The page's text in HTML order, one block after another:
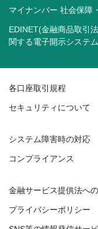
マイナンバー 社会保障
EDINET(金融商品取引
関する電子開示システ
各口座取引規程
セキュリティについて
システム障害時の対応
コンプライアンス
金融サービス提供法へ
プライバシーポリシー